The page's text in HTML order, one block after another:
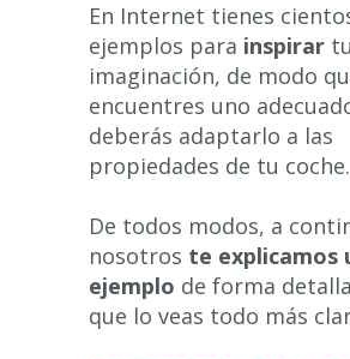
En Internet tienes
ejemplos para inspirar tu
imaginación, de modo
encuentres uno
deberás adaptarlo a las
propiedades de tu coche.
De todos modos, a
nosotros te explicamos
ejemplo de forma
que lo veas todo más